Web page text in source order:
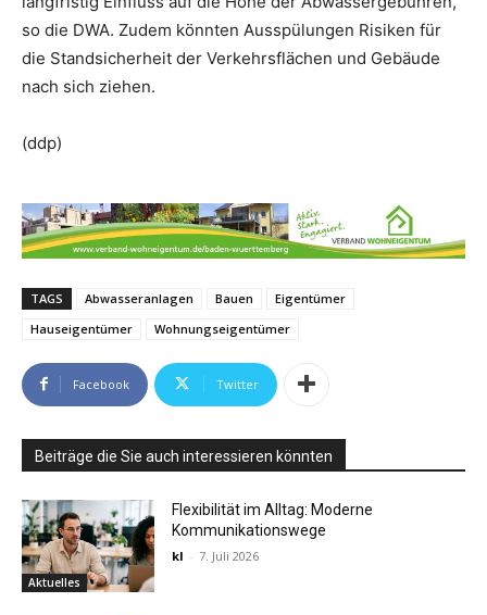
so die DWA. Zudem könnten Ausspülungen Risiken für
die Standsicherheit der Verkehrsflächen und Gebäude
nach sich ziehen.
(ddp)
TAGS Abwasseranlagen Bauen
Eigentümer
Hauseigentümer
Wohnungseigentümer
Facebook Twitter
Beiträge die Sie auch interessieren könnten
Aktuelles
Flexibilität im Alltag: Moderne
Kommunikationswege
kl - 7. Juli 2026